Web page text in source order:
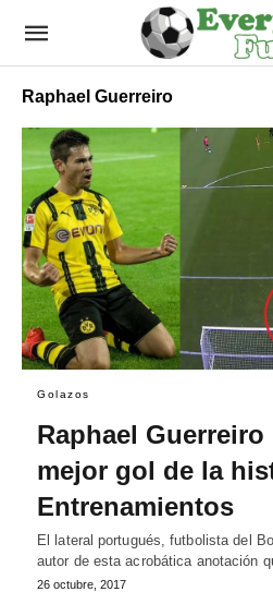
Raphael Guerreiro
Golazos
Raphael Guerreiro
mejor gol de la
Entrenamientos
El lateral portugués, futbolista del
autor de esta acrobática anotación
26 octubre, 2017